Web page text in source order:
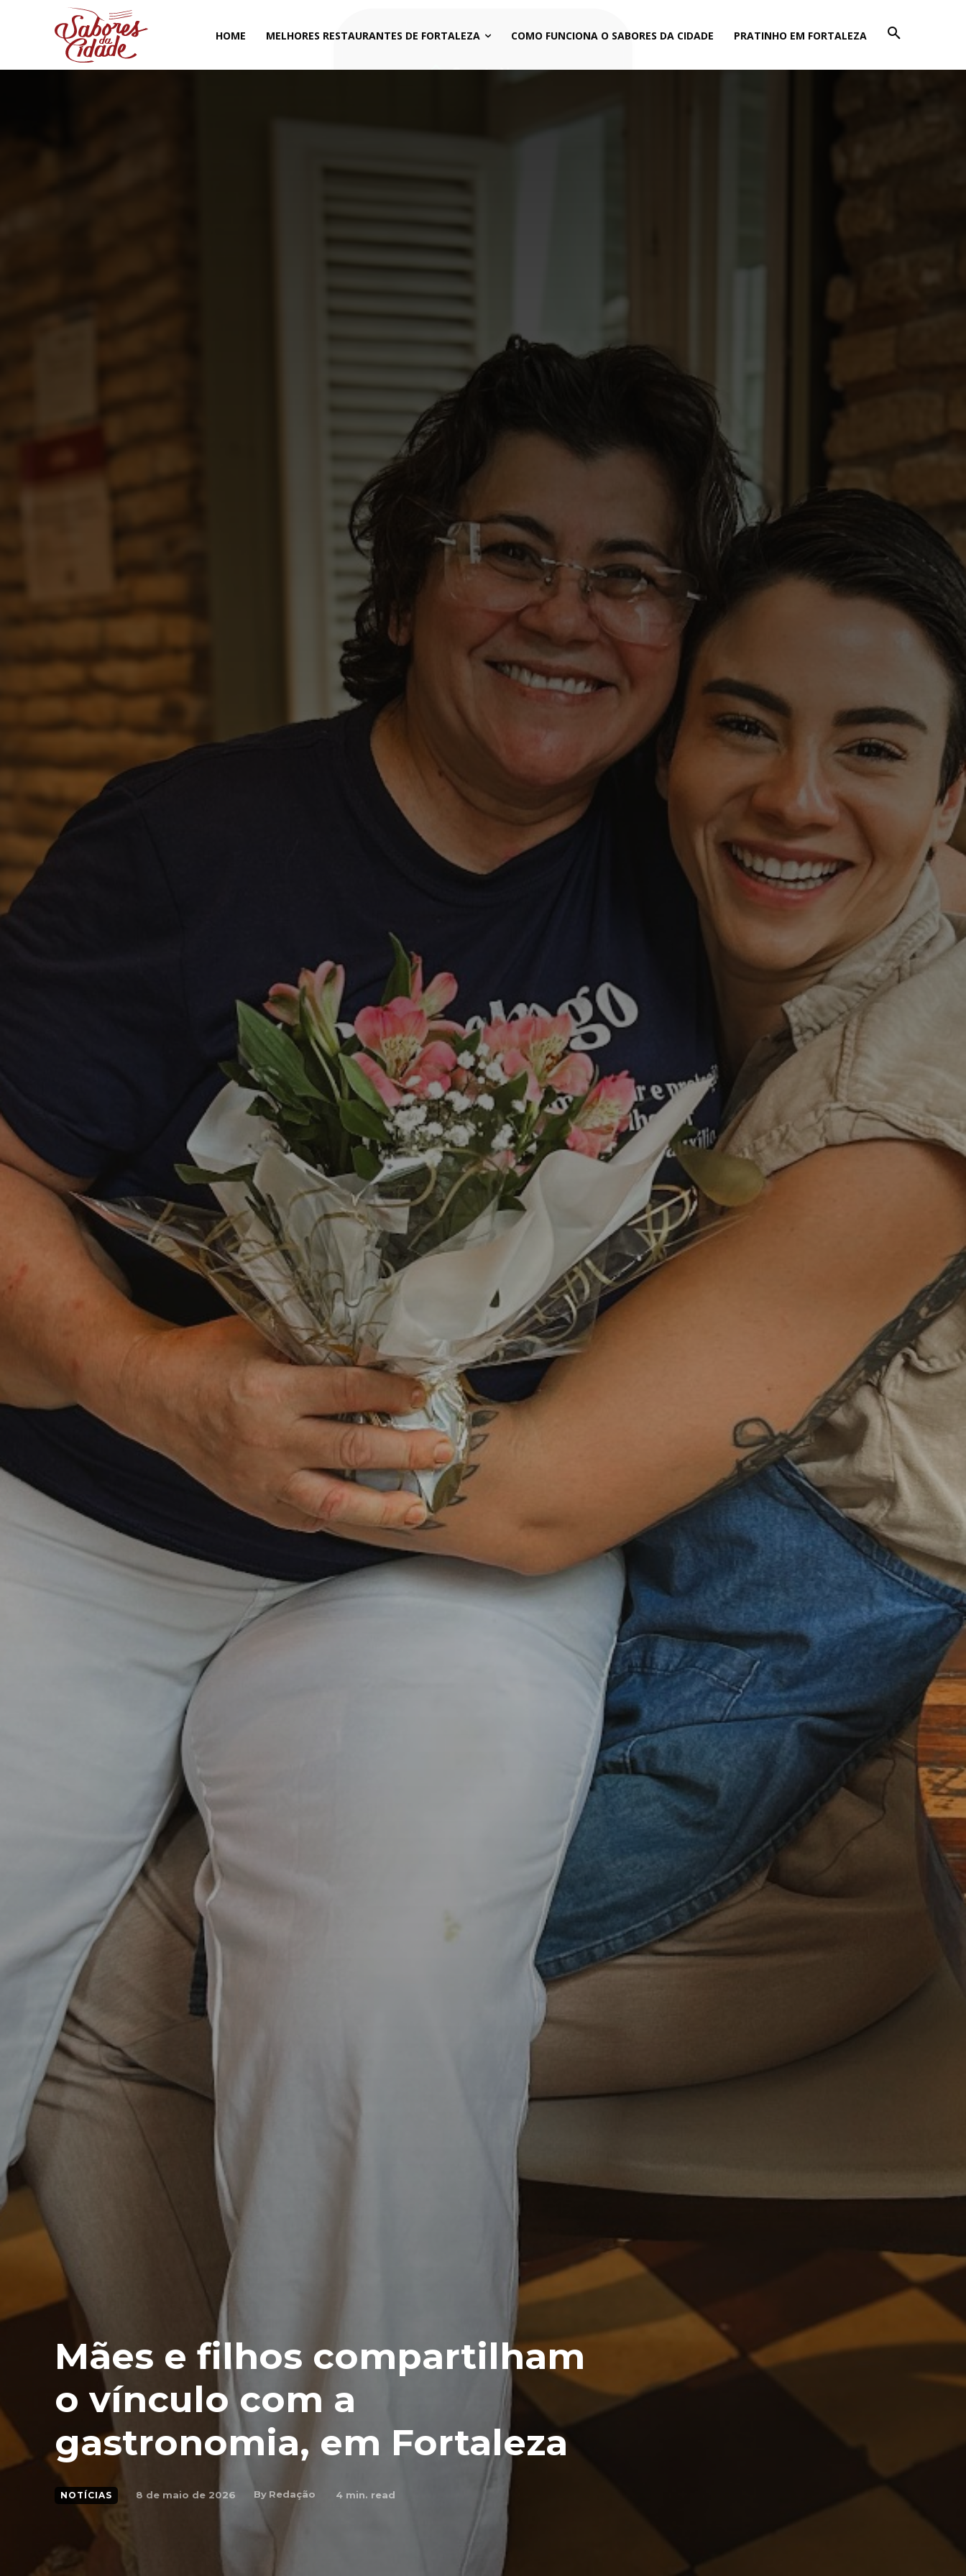
HOME MELHORES RESTAURANTES DE FORTALEZA COMO FUNCIONA O SABORES DA CIDADE PRATINHO EM FORTALEZA
Mães e filhos compartilham
o vínculo com a
gastronomia, em Fortaleza
NOTÍCIAS 8 de maio de 2026 By Redação 4 min. read